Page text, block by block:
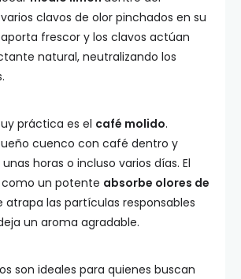
clavos de olor pinchados en su
frescor y los clavos actúan
natural, neutralizando los
práctica es el café molido.
cuenco con café dentro y
horas o incluso varios días. El
un potente absorbe olores de
atrapa las partículas responsables
un aroma agradable.
son ideales para quienes buscan